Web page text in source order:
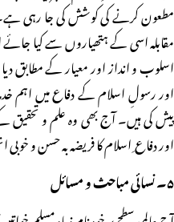
مطعون کرنے کی کوشش کی جا رہی
مقابلہ اسی کے ہتھیاروں سے کیا
اسلوب و انداز اور معیار کے مطابق
اور رسولِ اسلام کے دفاع میں اہم
پیش کی ہیں۔ آج بھی وہ علم و تحقیق
اور دفاع ِ اسلام کا فریضہ بہ حسن و
۵۔ نسائی مباحث و مسائل